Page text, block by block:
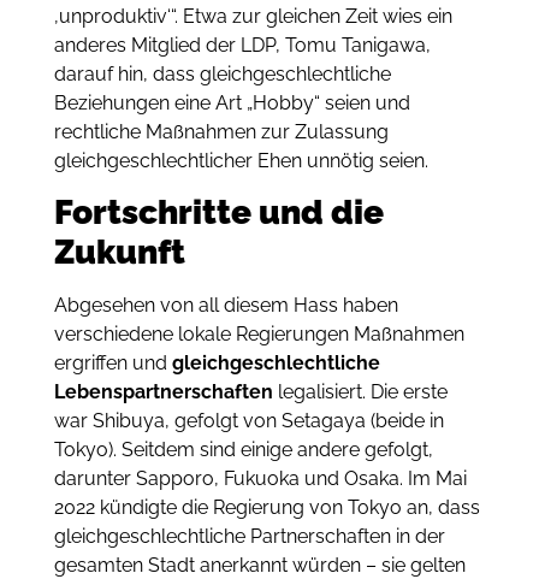
‚unproduktiv‘“. Etwa zur gleichen Zeit wies ein
anderes Mitglied der LDP, Tomu Tanigawa,
darauf hin, dass gleichgeschlechtliche
Beziehungen eine Art „Hobby“ seien und
rechtliche Maßnahmen zur Zulassung
gleichgeschlechtlicher Ehen unnötig seien.
Fortschritte und die
Zukunft
Abgesehen von all diesem Hass haben
verschiedene lokale Regierungen Maßnahmen
ergriffen und gleichgeschlechtliche
Lebenspartnerschaften legalisiert. Die erste
war Shibuya, gefolgt von Setagaya (beide in
Tokyo). Seitdem sind einige andere gefolgt,
darunter Sapporo, Fukuoka und Osaka. Im Mai
2022 kündigte die Regierung von Tokyo an, dass
gleichgeschlechtliche Partnerschaften in der
gesamten Stadt anerkannt würden – sie gelten